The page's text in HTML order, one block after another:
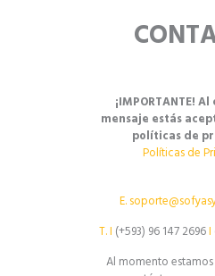
¡IMPORTANTE!
mensaje estás
políticas de
Políticas de
E.
T.I (+593) 96 147 2696I
Al momento